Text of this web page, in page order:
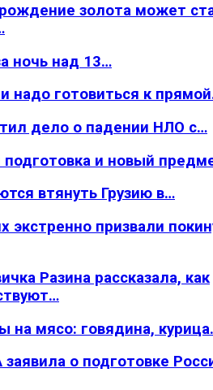
золота может
ночь над 13…
надо готовиться к
дело о падении НЛО с…
подготовка и новый
втянуть Грузию в…
призвали
Разина рассказала, как
на мясо: говядина,
о подготовке